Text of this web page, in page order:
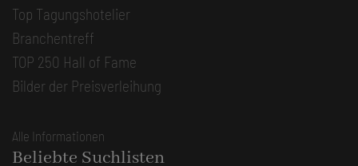
Top Tagungshotelier
Branchentreff
TOP 250 Hall of Fame
Bilder der Preisverleihung
Alle Informationen
Beliebte Suchlisten